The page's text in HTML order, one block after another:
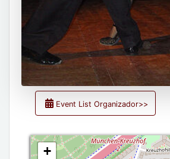
Event List Organizador>>
+